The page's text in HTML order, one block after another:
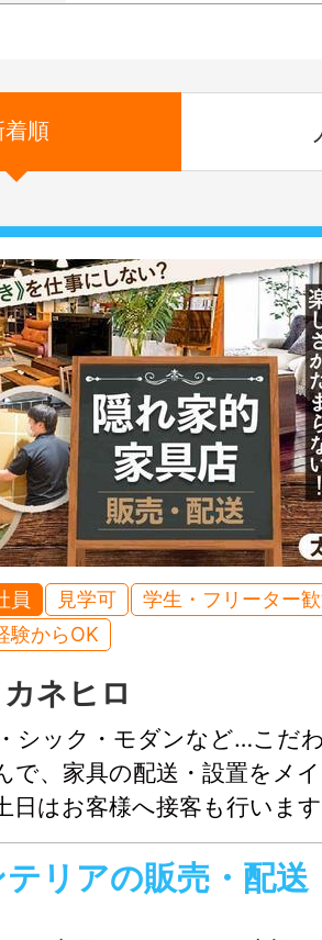
着順
員 見学可
学生・フリーター
験からOK
ネヒロ
シック・モダンなど…こだ
で、家具の配送・設置をメ
日はお客様へ接客も行いま
たまらない求人です♪
リアの販売・配送